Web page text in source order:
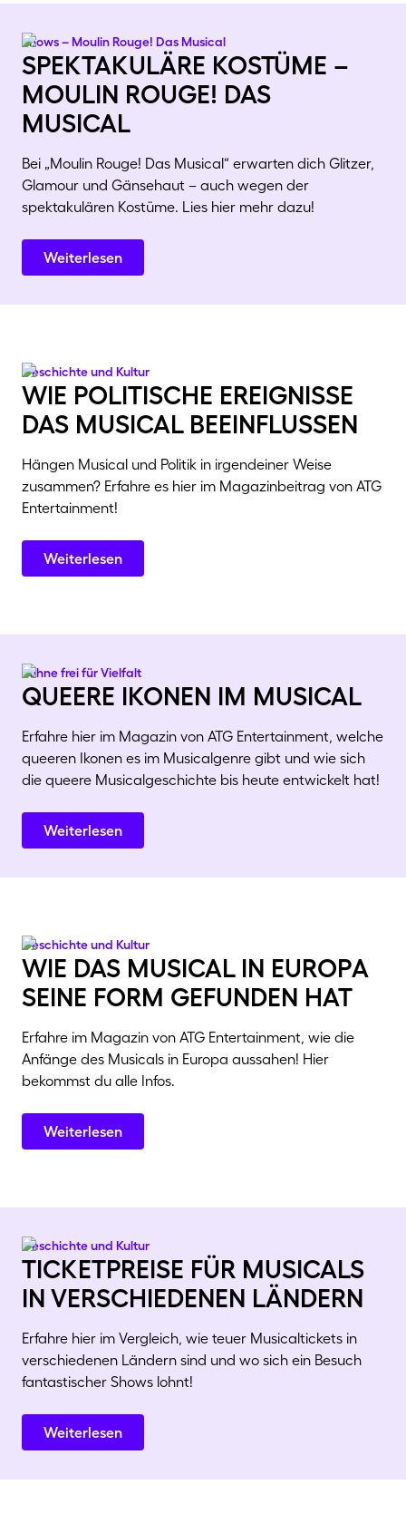
spektakuläre kostüme –
moulin rouge! das
musical
Shows – Moulin Rouge! Das Musical
Bei „Moulin Rouge! Das Musical“ erwarten dich Glitzer,
Glamour und Gänsehaut – auch wegen der
spektakulären Kostüme. Lies hier mehr dazu!
Weiterlesen
wie politische ereignisse
das musical beeinflussen
Geschichte und Kultur
Hängen Musical und Politik in irgendeiner Weise
zusammen? Erfahre es hier im Magazinbeitrag von ATG
Entertainment!
Weiterlesen
queere ikonen im musical
Bühne frei für Vielfalt
Erfahre hier im Magazin von ATG Entertainment, welche
queeren Ikonen es im Musicalgenre gibt und wie sich
die queere Musicalgeschichte bis heute entwickelt hat!
Weiterlesen
wie das musical in europa
seine form gefunden hat
Geschichte und Kultur
Erfahre im Magazin von ATG Entertainment, wie die
Anfänge des Musicals in Europa aussahen! Hier
bekommst du alle Infos.
Weiterlesen
ticketpreise für musicals
in verschiedenen ländern
Geschichte und Kultur
Erfahre hier im Vergleich, wie teuer Musicaltickets in
verschiedenen Ländern sind und wo sich ein Besuch
fantastischer Shows lohnt!
Weiterlesen